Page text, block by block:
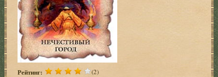
Рейтинг: (2)